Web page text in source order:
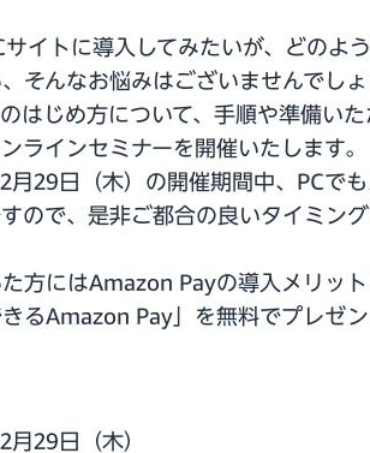
イトに導入してみたいが、どのよ
そんなお悩みはございませんでしょ
はじめ方について、手順や準備いた
ラインセミナーを開催いたします。
月29日（木）の開催期間中、PCで
ので、是非ご都合の良いタイミン
方にはAmazon Payの導入メリッ
るAmazon Pay」を無料でプレゼ
29日（木）